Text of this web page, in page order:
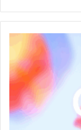
ChatGPT
renueva
con
llegada
de